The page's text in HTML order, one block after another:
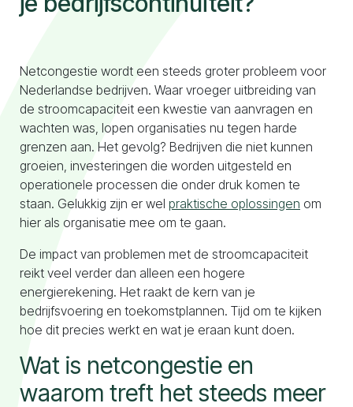
Naar configurator
Netcongestie wordt een steeds groter probleem voor
Nederlandse bedrijven. Waar vroeger uitbreiding van
de stroomcapaciteit een kwestie van aanvragen en
wachten was, lopen organisaties nu tegen harde
grenzen aan. Het gevolg? Bedrijven die niet kunnen
groeien, investeringen die worden uitgesteld en
operationele processen die onder druk komen te
staan. Gelukkig zijn er wel praktische oplossingen om
hier als organisatie mee om te gaan.
De impact van problemen met de stroomcapaciteit
reikt veel verder dan alleen een hogere
energierekening. Het raakt de kern van je
bedrijfsvoering en toekomstplannen. Tijd om te kijken
hoe dit precies werkt en wat je eraan kunt doen.
Wat is netcongestie en
waarom treft het steeds meer